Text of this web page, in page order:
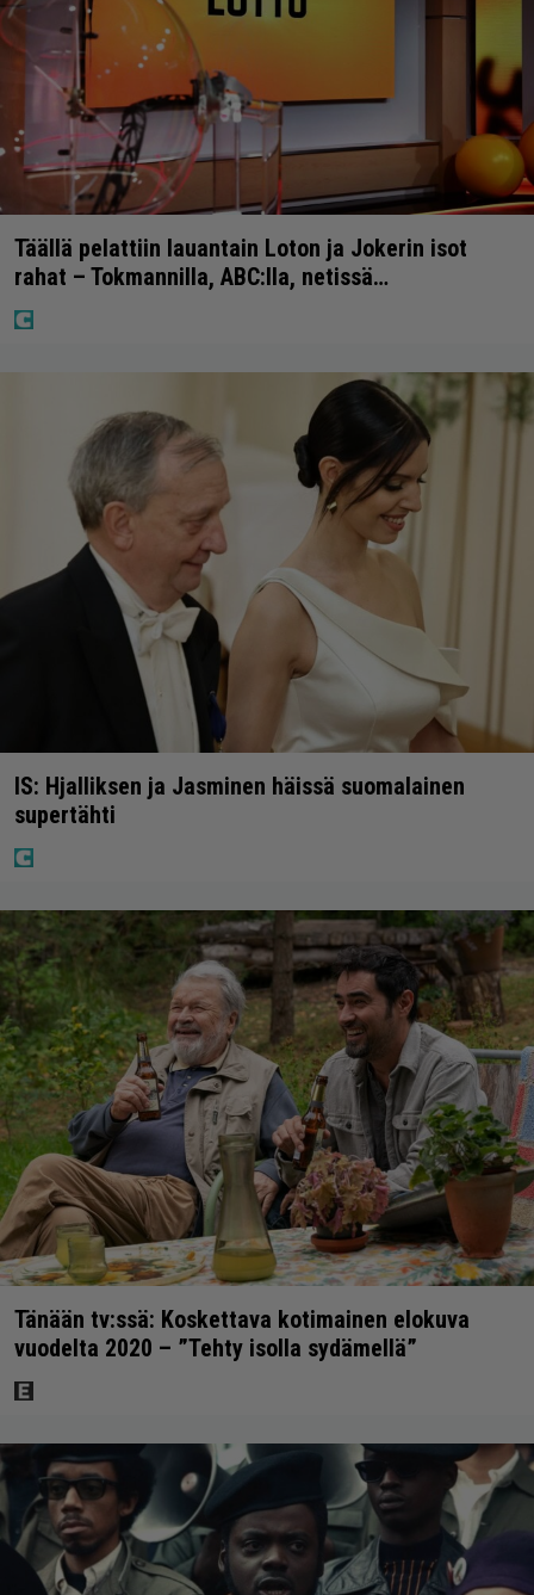
Täällä pelattiin lauantain Loton ja Jokerin isot
rahat – Tokmannilla, ABC:lla, netissä…
IS: Hjalliksen ja Jasminen häissä suomalainen
supertähti
Tänään tv:ssä: Koskettava kotimainen elokuva
vuodelta 2020 – ”Tehty isolla sydämellä”